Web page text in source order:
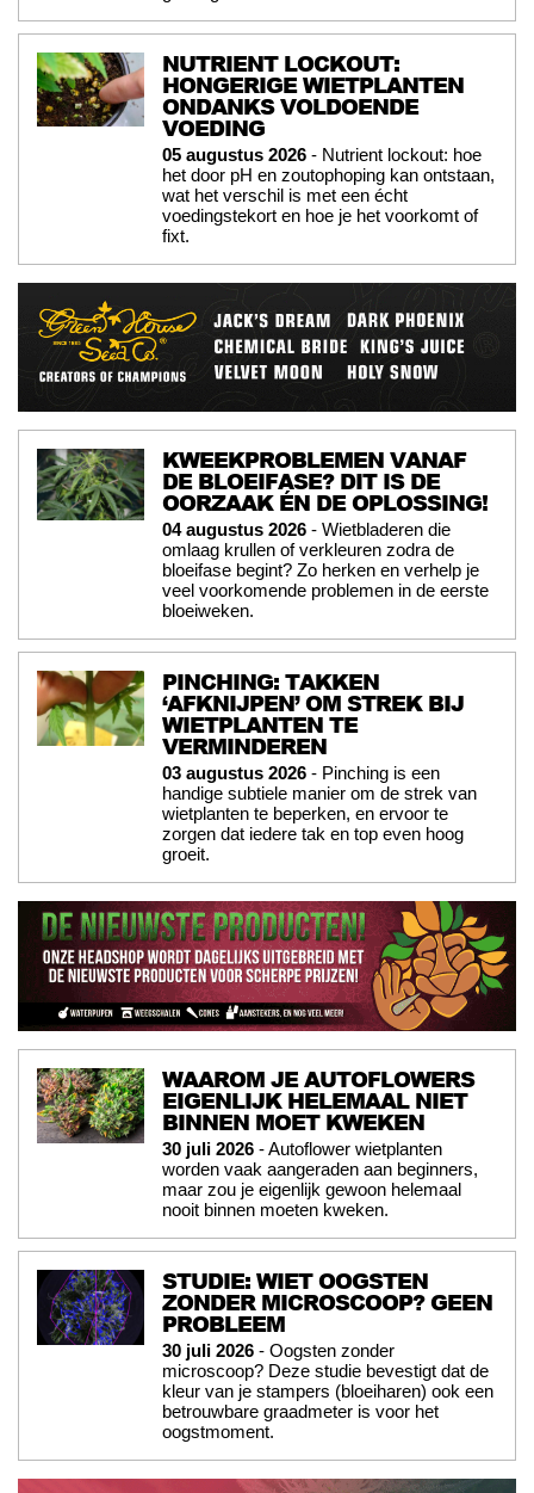
NUTRIENT LOCKOUT:
HONGERIGE WIETPLANTEN
ONDANKS VOLDOENDE
VOEDING
05 augustus 2026 - Nutrient lockout: hoe
het door pH en zoutophoping kan ontstaan,
wat het verschil is met een écht
voedingstekort en hoe je het voorkomt of
fixt.
KWEEKPROBLEMEN VANAF
DE BLOEIFASE? DIT IS DE
OORZAAK ÉN DE OPLOSSING!
04 augustus 2026 - Wietbladeren die
omlaag krullen of verkleuren zodra de
bloeifase begint? Zo herken en verhelp je
veel voorkomende problemen in de eerste
bloeiweken.
PINCHING: TAKKEN
‘AFKNIJPEN’ OM STREK BIJ
WIETPLANTEN TE
VERMINDEREN
03 augustus 2026 - Pinching is een
handige subtiele manier om de strek van
wietplanten te beperken, en ervoor te
zorgen dat iedere tak en top even hoog
groeit.
WAAROM JE AUTOFLOWERS
EIGENLIJK HELEMAAL NIET
BINNEN MOET KWEKEN
30 juli 2026 - Autoflower wietplanten
worden vaak aangeraden aan beginners,
maar zou je eigenlijk gewoon helemaal
nooit binnen moeten kweken.
STUDIE: WIET OOGSTEN
ZONDER MICROSCOOP? GEEN
PROBLEEM
30 juli 2026 - Oogsten zonder
microscoop? Deze studie bevestigt dat de
kleur van je stampers (bloeiharen) ook een
betrouwbare graadmeter is voor het
oogstmoment.